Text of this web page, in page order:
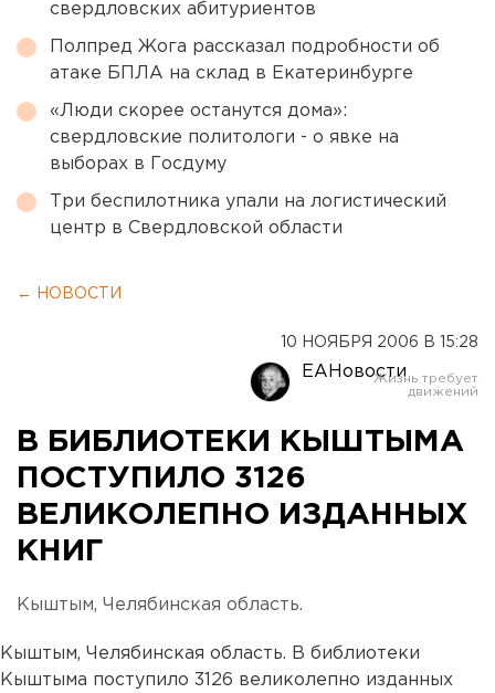
свердловских абитуриентов
Полпред Жога рассказал подробности об
атаке БПЛА на склад в Екатеринбурге
«Люди скорее останутся дома»:
свердловские политологи - о явке на
выборах в Госдуму
Три беспилотника упали на логистический
центр в Свердловской области
← НОВОСТИ
10 НОЯБРЯ 2006 В 15:28
ЕАНовости
В БИБЛИОТЕКИ КЫШТЫМА
ПОСТУПИЛО 3126
ВЕЛИКОЛЕПНО ИЗДАННЫХ
КНИГ
Кыштым, Челябинская область.
Кыштым, Челябинская область. В библиотеки
Кыштыма поступило 3126 великолепно изданных